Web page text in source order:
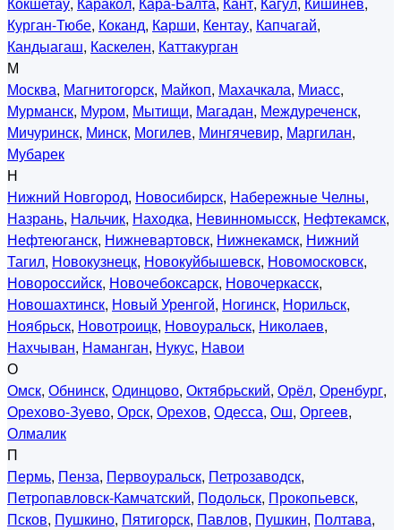
Курган-Тюбе, Коканд, Карши, Кентау, Капчагай,
Кандыагаш, Каскелен, Каттакурган
М
Москва, Магнитогорск, Майкоп, Махачкала, Миасс,
Мурманск, Муром, Мытищи, Магадан, Междуреченск,
Мичуринск, Минск, Могилев, Мингячевир, Маргилан,
Мубарек
Н
Нижний Новгород, Новосибирск, Набережные Челны,
Назрань, Нальчик, Находка, Невинномысск, Нефтекамск,
Нефтеюганск, Нижневартовск, Нижнекамск, Нижний
Тагил, Новокузнецк, Новокуйбышевск, Новомосковск,
Новороссийск, Новочебоксарск, Новочеркасск,
Новошахтинск, Новый Уренгой, Ногинск, Норильск,
Ноябрьск, Новотроицк, Новоуральск, Николаев,
Нахчыван, Наманган, Нукус, Навои
О
Омск, Обнинск, Одинцово, Октябрьский, Орёл, Оренбург,
Орехово-Зуево, Орск, Орехов, Одесса, Ош, Оргеев,
Олмалик
П
Пермь, Пенза, Первоуральск, Петрозаводск,
Петропавловск-Камчатский, Подольск, Прокопьевск,
Псков, Пушкино, Пятигорск, Павлов, Пушкин, Полтава,